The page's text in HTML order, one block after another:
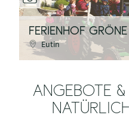
FERIENHOF GRÖNE
Eutin
ANGEBOTE